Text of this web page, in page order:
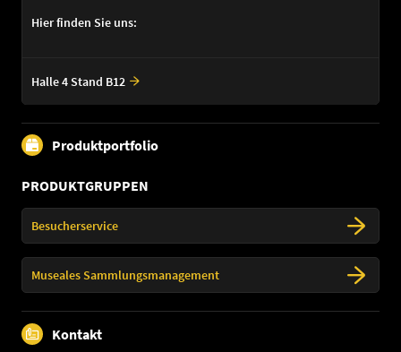
Hier finden Sie uns:
Halle 4 Stand B12
Produktportfolio
PRODUKTGRUPPEN
Besucherservice
Museales Sammlungsmanagement
Kontakt